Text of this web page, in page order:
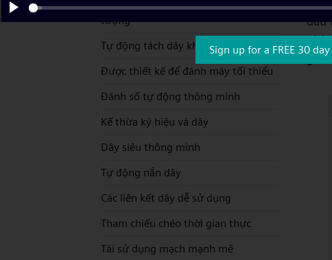
Autowiring mới tự động nối các biểu
tượng
Tự động tách dây khi đặt ký hiệu
Được thiết kế để đánh máy tối thiểu
Đánh số tự động thông minh
Kế thừa ký hiệu và dây
Dây siêu thông minh
Tự động nắn dây
Các liên kết dây dễ sử dụng
Tham chiếu chéo thời gian thực
Tái sử dụng mạch mạnh mẽ
đầu
nhà
Play
Sign up for a FREE 30